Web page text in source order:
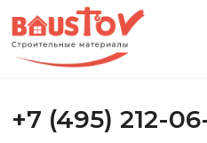
+7 (495) 212-